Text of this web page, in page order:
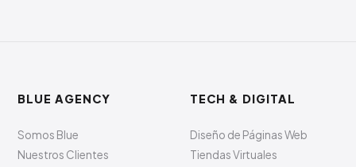
BLUE AGENCY
Somos Blue
Nuestros Clientes
TECH & DIGITAL
Diseño de Páginas Web
Tiendas Virtuales